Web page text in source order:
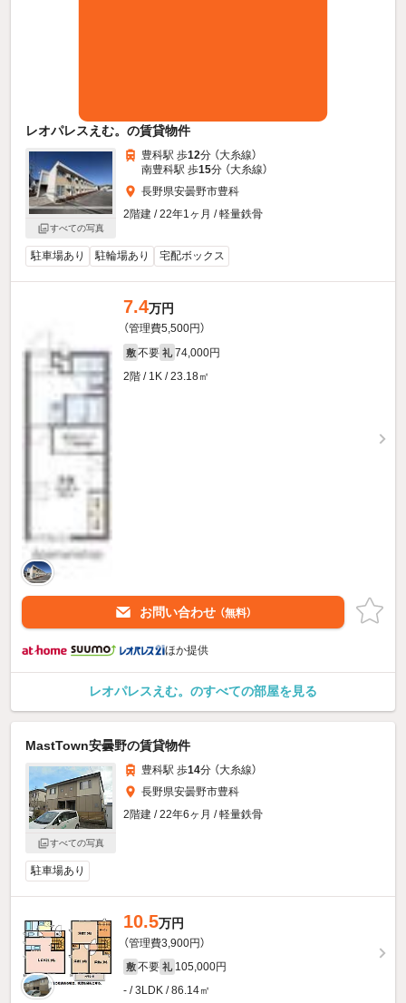
レオパレスえむ。の賃貸物件
すべての写真
豊科駅 歩12分 （大糸線）
南豊科駅 歩15分 （大糸線）
長野県安曇野市豊科
2階建 / 22年1ヶ月 / 軽量鉄骨
駐車場あり 駐輪場あり 宅配ボックス
7.4万円
（管理費5,500円）
敷 不要 礼 74,000円
2階 / 1K / 23.18㎡
お問い合わせ （無料）
ほか提供
レオパレスえむ。のすべての部屋を見る
MastTown安曇野の賃貸物件
すべての写真
豊科駅 歩14分 （大糸線）
長野県安曇野市豊科
2階建 / 22年6ヶ月 / 軽量鉄骨
駐車場あり
10.5万円
（管理費3,900円）
敷 不要 礼 105,000円
- / 3LDK / 86.14㎡